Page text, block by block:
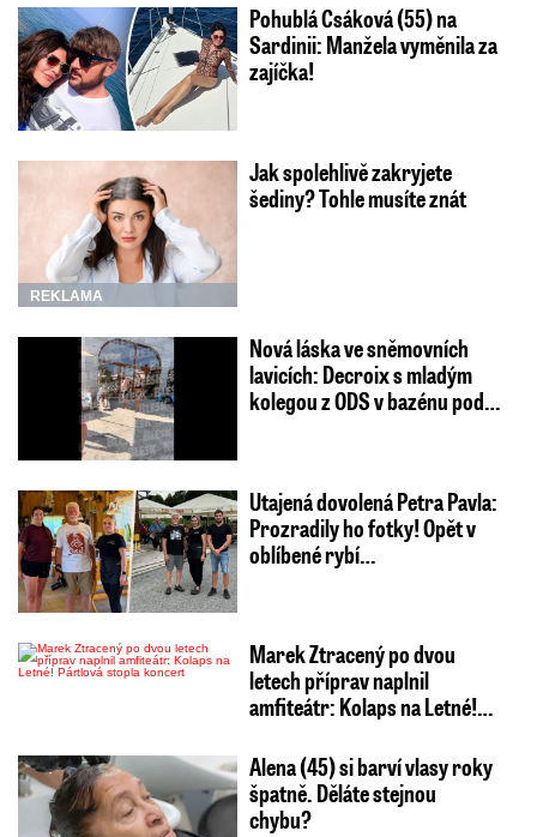
Pohublá Csáková (55) na
Sardinii: Manžela vyměnila za
zajíčka!
REKLAMA
Jak spolehlivě zakryjete
šediny? Tohle musíte znát
Nová láska ve sněmovních
lavicích: Decroix s mladým
kolegou z ODS v bazénu pod…
Utajená dovolená Petra Pavla:
Prozradily ho fotky! Opět v
oblíbené rybí…
Marek Ztracený po dvou
letech příprav naplnil
amfiteátr: Kolaps na Letné!…
Alena (45) si barví vlasy roky
špatně. Děláte stejnou
chybu?